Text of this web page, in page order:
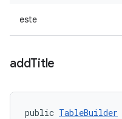
este
addTitle
public TableBuilder